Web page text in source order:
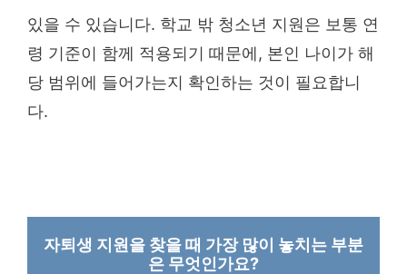
있을 수 있습니다. 학교 밖 청소년 지원은 보통 연
령 기준이 함께 적용되기 때문에, 본인 나이가 해
당 범위에 들어가는지 확인하는 것이 필요합니
다.
자퇴생 지원을 찾을 때 가장 많이 놓치는 부분
은 무엇인가요?